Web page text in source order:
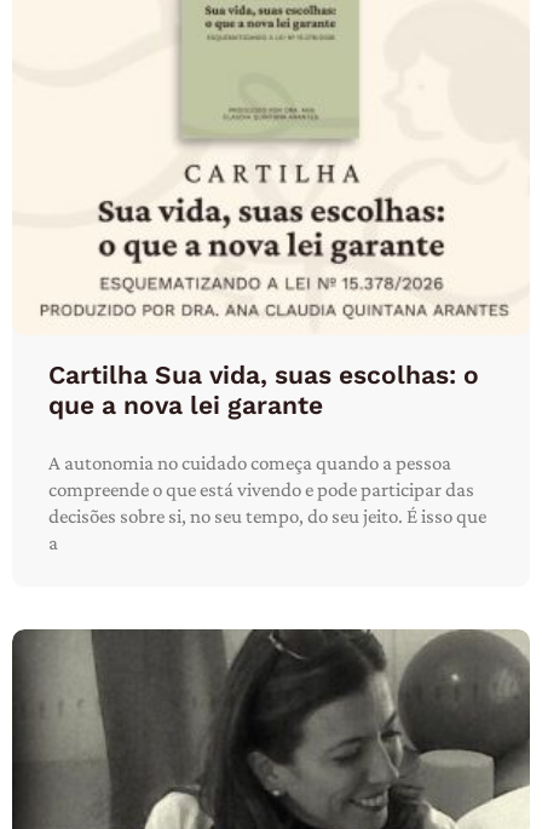
Cartilha Sua vida, suas escolhas: o
que a nova lei garante
A autonomia no cuidado começa quando a pessoa
compreende o que está vivendo e pode participar das
decisões sobre si, no seu tempo, do seu jeito. É isso que
a